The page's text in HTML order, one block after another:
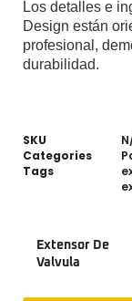
Los detalles e
Design están
profesional,
durabilidad.
SKU
Categories
Tags
Extensor De
Valvula